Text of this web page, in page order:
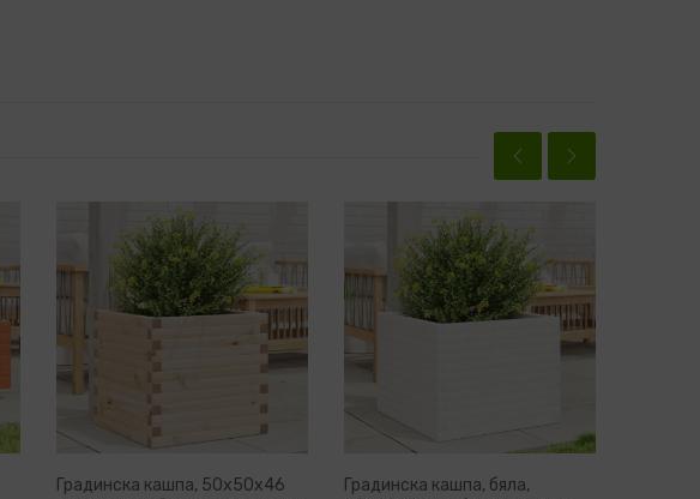
Градинска кашпа, 50x50x46
Градинска кашпа, бяла,